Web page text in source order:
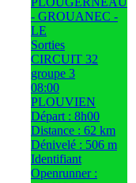
- GROUANEC -
LE
Sorties
CIRCUIT 32
groupe 3
08:00
PLOUVIEN
Départ : 8h00
Distance : 62 km
Dénivelé : 506 m
Identifiant
Openrunner :